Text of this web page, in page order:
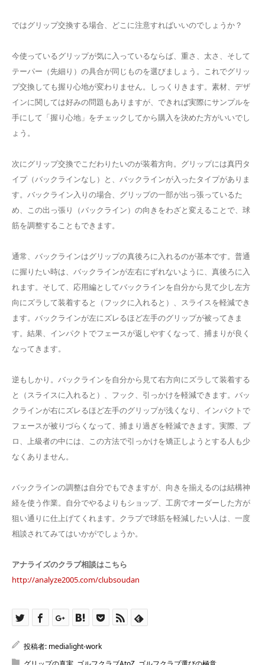
ではグリップ交換する場合、どこに注意すればいいのでしょうか？
今使っているグリップが気に入っているならば、重さ、太さ、そして
テーパー（先細り）の具合が同じものを選びましょう。これでグリッ
プ交換しても握り心地が変わりません。しっくりきます。素材、デザ
インに関しては好みの問題もありますが、できれば実際にサンプルを
手にして「握り心地」をチェックしてから購入を決めた方がいいでし
ょう。
次にグリップ交換でこだわりたいのが装着方向。グリップには真円タ
イプ（バックラインなし）と、バックラインが入ったタイプがありま
す。バックライン入りの場合、グリップの一部が出っ張っているた
め、この出っ張り（バックライン）の向きをわざと変えることで、球
筋を調整することもできます。
通常、バックラインはグリップの真後ろに入れるのが基本です。普通
に握りたい時は、バックラインが左右にずれないように、真後ろに入
れます。そして、応用編としてバックラインを自分から見て少し左方
向にズラして装着すると（フックに入れると）、スライスを軽減でき
ます。バックラインが左にズレるほど左手のグリップが被ってきま
す。結果、インパクトでフェースが返しやすくなって、捕まりが良く
なってきます。
逆もしかり。バックラインを自分から見て右方向にズラして装着する
と（スライスに入れると）、フック、引っかけを軽減できます。バッ
クラインが右にズレるほど左手のグリップが浅くなり、インパクトで
フェースが被りづらくなって、捕まり過ぎを軽減できます。実際、プ
ロ、上級者の中には、この方法で引っかけを矯正しようとする人も少
なくありません。
バックラインの調整は自分でもできますが、向きを揃えるのは結構神
経を使う作業。自分でやるよりもショップ、工房でオーダーした方が
狙い通りに仕上げてくれます。クラブで球筋を軽減したい人は、一度
相談されてみてはいかがでしょうか。
アナライズのクラブ相談はこちら
http://analyze2005.com/clubsoudan
投稿者: medialight-work